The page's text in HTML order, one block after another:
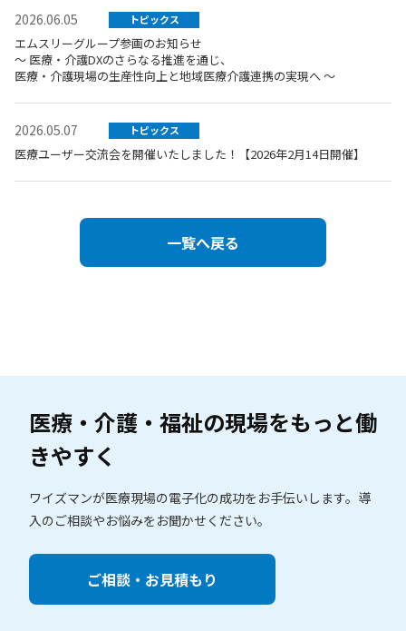
2026.06.05 トピックス
エムスリーグループ参画のお知らせ
～ 医療・介護DXのさらなる推進を通じ、
医療・介護現場の生産性向上と地域医療介護連携の実現へ ～
2026.05.07 トピックス
医療ユーザー交流会を開催いたしました！【2026年2月14日開催】
一覧へ戻る
医療・介護・福祉の現場をもっと働
きやすく
ワイズマンが医療現場の電子化の成功をお手伝いします。 導
入のご相談やお悩みをお聞かせください。
ご相談・お見積もり